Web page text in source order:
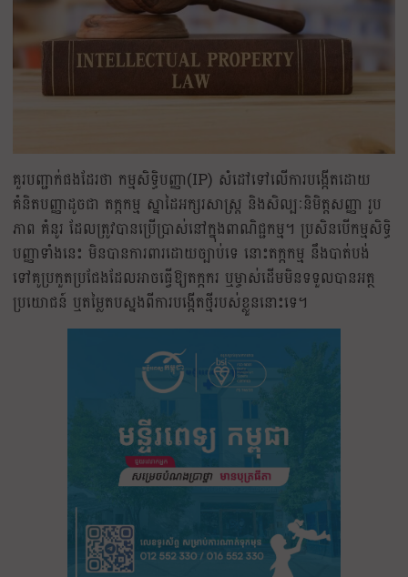
គួរបញ្ជាក់ផងដែរថា កម្មសិទ្ធិបញ្ញា(IP) សំដៅទៅលើការបង្កើតដោយ
គំនិតបញ្ញាដូចជា តក្កកម្ម ស្នាដៃអក្សរសាស្ត្រ និងសិល្បៈនិមិត្តសញ្ញា រូប
ភាព គំនូរ ដែលត្រូវបានប្រើប្រាស់នៅក្នុងពាណិជ្ជកម្ម​។ ប្រសិនបើកម្មសិទ្ធិ
បញ្ញាទាំងនេះ មិនបានការពារដោយច្បាប់ទេ នោះតក្កកម្ម នឹងបាត់បង់
ទៅគូប្រកួតប្រជែងដែលអាចធ្វើឱ្យតក្កករ​ ឬម្ចាស់ដើមមិនទទួលបានអត្ថ
ប្រយោជន៍ ឬតម្លៃតបស្នងពីការបង្កើតថ្មីរបស់ខ្លួននោះទេ។